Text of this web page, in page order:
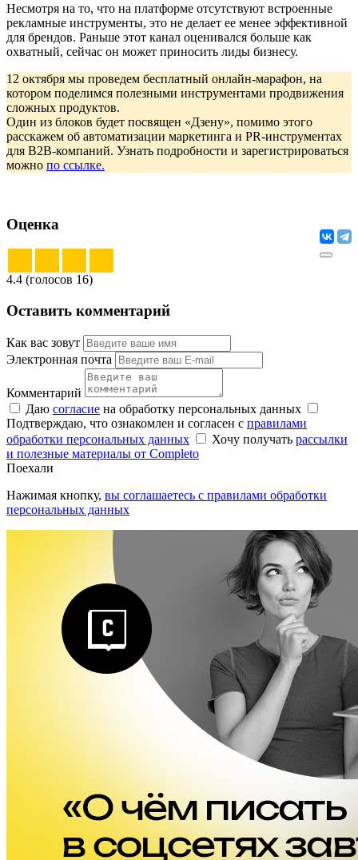
Несмотря на то, что на платформе отсутствуют встроенные
рекламные инструменты, это не делает ее менее эффективной
для брендов. Раньше этот канал оценивался больше как
охватный, сейчас он может приносить лиды бизнесу.
12 октября мы проведем бесплатный онлайн-марафон, на
котором поделимся полезными инструментами продвижения
сложных продуктов.
Один из блоков будет посвящен «Дзену», помимо этого
расскажем об автоматизации маркетинга и PR-инструментах
для B2B-компаний. Узнать подробности и зарегистрироваться
можно по ссылке.
Оценка
4.4 (голосов 16)
Оставить комментарий
Как вас зовут
Электронная почта
Комментарий
Даю согласие на обработку персональных данных
Подтверждаю, что ознакомлен и согласен с правилами
обработки персональных данных
Хочу получать рассылки
и полезные материалы от Completo
Поехали
Нажимая кнопку, вы соглашаетесь с правилами обработки
персональных данных